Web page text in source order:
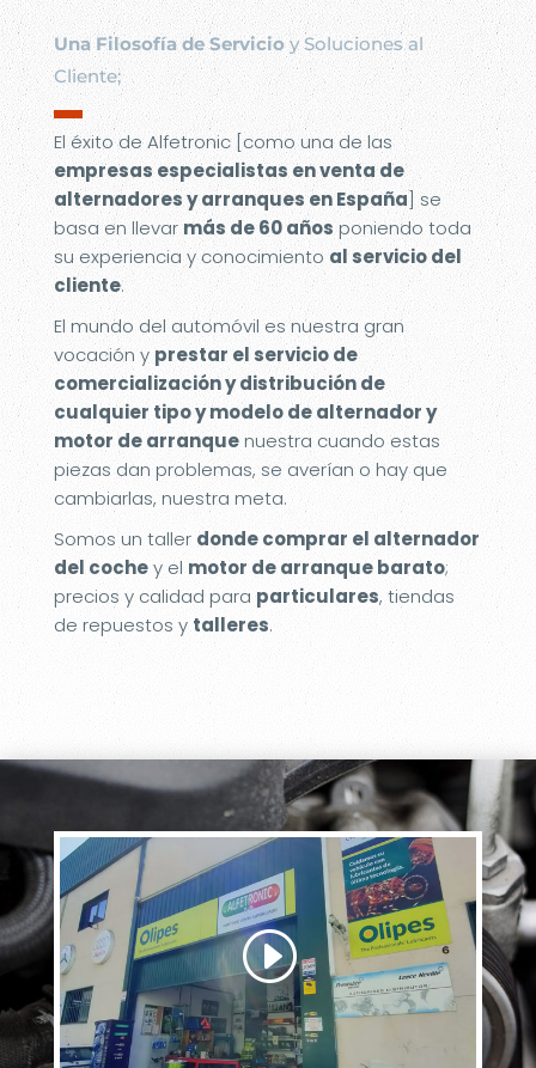
Una Filosofía de Servicioy Soluciones al
Cliente;
▬
El éxito de Alfetronic [como una de las
empresas especialistas en venta de
alternadores y arranques en España] se
basa en llevar más de 60 años poniendo toda
su experiencia y conocimiento al servicio del
cliente.
El mundo del automóvil es nuestra gran
vocación y prestar el servicio de
comercialización y distribución de
cualquier tipo y modelo de alternador y
motor de arranquenuestra cuando estas
piezas dan problemas, se averían o hay que
cambiarlas, nuestra meta.
Somos un taller donde comprar el alternador
del cochey el motor de arranque barato;
precios y calidad para particulares, tiendas
de repuestos ytalleres.